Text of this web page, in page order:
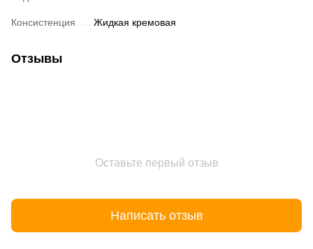
Консистенция Жидкая кремовая
Отзывы
Оставьте первый отзыв
Написать отзыв